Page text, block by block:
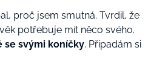
proč jsem smutná. Tvrdil, že
potřebuje mít něco svého.
se svými koníčky. Připadám si